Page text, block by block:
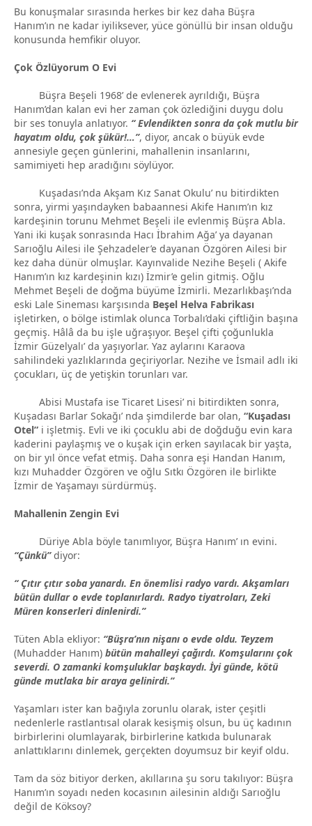
Bu konuşmalar sırasında herkes bir kez daha Büşra
Hanım’ın ne kadar iyiliksever, yüce gönüllü bir insan olduğu
konusunda hemfikir oluyor.
Çok Özlüyorum O Evi
Büşra Beşeli 1968’ de evlenerek ayrıldığı, Büşra
Hanım’dan kalan evi her zaman çok özlediğini duygu dolu
bir ses tonuyla anlatıyor. “ Evlendikten sonra da çok mutlu bir
hayatım oldu, çok şükür!…”, diyor, ancak o büyük evde
annesiyle geçen günlerini, mahallenin insanlarını,
samimiyeti hep aradığını söylüyor.
Kuşadası’nda Akşam Kız Sanat Okulu’ nu bitirdikten
sonra, yirmi yaşındayken babaannesi Akife Hanım’ın kız
kardeşinin torunu Mehmet Beşeli ile evlenmiş Büşra Abla.
Yani iki kuşak sonrasında Hacı İbrahim Ağa’ ya dayanan
Sarıoğlu Ailesi ile Şehzadeler’e dayanan Özgören Ailesi bir
kez daha dünür olmuşlar. Kayınvalide Nezihe Beşeli ( Akife
Hanım’ın kız kardeşinin kızı) İzmir’e gelin gitmiş. Oğlu
Mehmet Beşeli de doğma büyüme İzmirli. Mezarlıkbaşı’nda
eski Lale Sineması karşısında Beşel Helva Fabrikası
işletirken, o bölge istimlak olunca Torbalı’daki çiftliğin başına
geçmiş. Hâlâ da bu işle uğraşıyor. Beşel çifti çoğunlukla
İzmir Güzelyalı’ da yaşıyorlar. Yaz aylarını Karaova
sahilindeki yazlıklarında geçiriyorlar. Nezihe ve İsmail adlı iki
çocukları, üç de yetişkin torunları var.
Abisi Mustafa ise Ticaret Lisesi’ ni bitirdikten sonra,
Kuşadası Barlar Sokağı’ nda şimdilerde bar olan, “Kuşadası
Otel” i işletmiş. Evli ve iki çocuklu abi de doğduğu evin kara
kaderini paylaşmış ve o kuşak için erken sayılacak bir yaşta,
on bir yıl önce vefat etmiş. Daha sonra eşi Handan Hanım,
kızı Muhadder Özgören ve oğlu Sıtkı Özgören ile birlikte
İzmir de Yaşamayı sürdürmüş.
Mahallenin Zengin Evi
Düriye Abla böyle tanımlıyor, Büşra Hanım’ ın evini.
“Çünkü”diyor:
“ Çıtır çıtır soba yanardı. En önemlisi radyo vardı. Akşamları
bütün dullar o evde toplanırlardı. Radyo tiyatroları, Zeki
Müren konserleri dinlenirdi.”
Tüten Abla ekliyor: “Büşra’nın nişanı o evde oldu. Teyzem
(Muhadder Hanım) bütün mahalleyi çağırdı. Komşularını çok
severdi. O zamanki komşuluklar başkaydı. İyi günde, kötü
günde mutlaka bir araya gelinirdi.”
Yaşamları ister kan bağıyla zorunlu olarak, ister çeşitli
nedenlerle rastlantısal olarak kesişmiş olsun, bu üç kadının
birbirlerini olumlayarak, birbirlerine katkıda bulunarak
anlattıklarını dinlemek, gerçekten doyumsuz bir keyif oldu.
Tam da söz bitiyor derken, akıllarına şu soru takılıyor: Büşra
Hanım’ın soyadı neden kocasının ailesinin aldığı Sarıoğlu
değil de Köksoy?